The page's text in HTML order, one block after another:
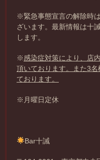
※緊急事態宣言の解除時
ざいます。最新情報は十
します。
※感染症対策により、店
頂いております。また3
ております。
※月曜日定休
Bar十誡